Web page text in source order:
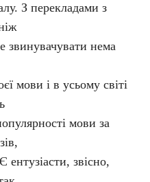
З перекладами з
звинувачувати нема
мови і в усьому світі
мови за
ентузіасти, звісно,